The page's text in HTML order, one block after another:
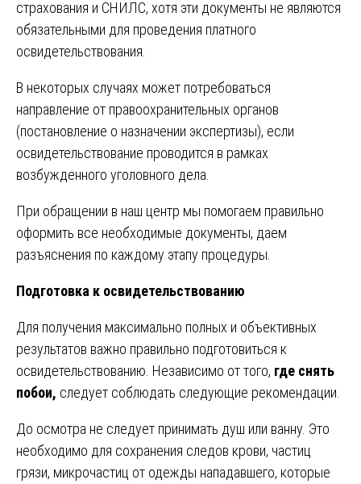
страхования и СНИЛС, хотя эти документы не являются
обязательными для проведения платного
освидетельствования.
В некоторых случаях может потребоваться
направление от правоохранительных органов
(постановление о назначении экспертизы), если
освидетельствование проводится в рамках
возбужденного уголовного дела.
При обращении в наш центр мы помогаем правильно
оформить все необходимые документы, даем
разъяснения по каждому этапу процедуры.
Подготовка к освидетельствованию
Для получения максимально полных и объективных
результатов важно правильно подготовиться к
освидетельствованию. Независимо от того, где снять
побои, следует соблюдать следующие рекомендации.
До осмотра не следует принимать душ или ванну. Это
необходимо для сохранения следов крови, частиц
грязи, микрочастиц от одежды нападавшего, которые